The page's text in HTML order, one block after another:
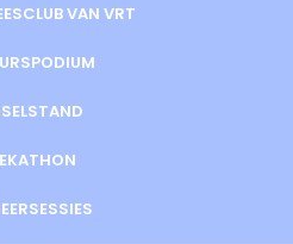
VAN VRT